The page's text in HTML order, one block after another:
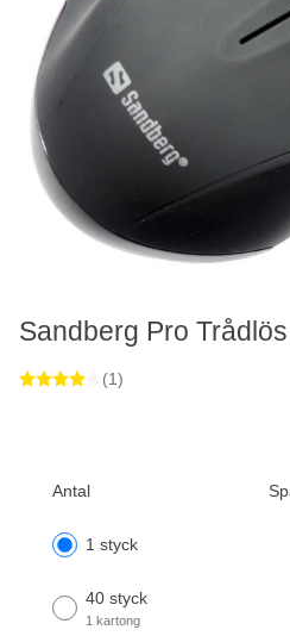
Antal
1 styck
40 styck
1 kartong
Sandberg Pro
(1)